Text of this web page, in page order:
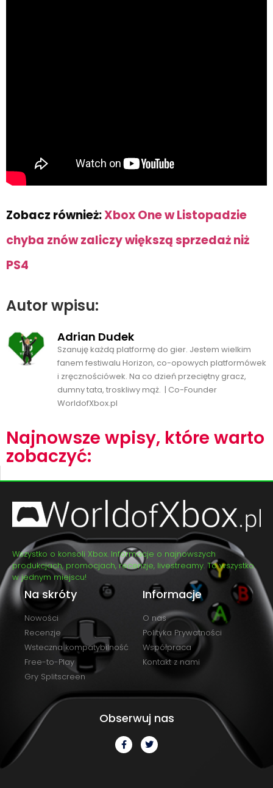
Zobacz również:Xbox One w Listopadzie
chyba znów zaliczy większą sprzedaż niż
PS4
Autor wpisu:
Adrian Dudek
Szanuję każdą platformę do gier. Jestem wielkim
fanem festiwalu Horizon, co-opowych platformówek
i zręcznościówek. Na co dzień przeciętny gracz,
dumny tata, troskliwy mąż. | Co-Founder
WorldofXbox.pl
Najnowsze wpisy, które warto
zobaczyć:
Wszystko o konsoli Xbox. Informacje o najnowszych
produkcjach, promocjach, recenzje, livestreamy. To wszystko
w jednym miejscu!
Na skróty
Nowości
Recenzje
Wsteczna kompatybilność
Free-to-Play
Gry Splitscreen
Informacje
O nas
Polityka Prywatności
Współpraca
Kontakt z nami
Obserwuj nas